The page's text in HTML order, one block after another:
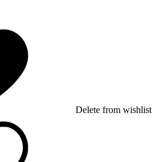
Delete from wishlist